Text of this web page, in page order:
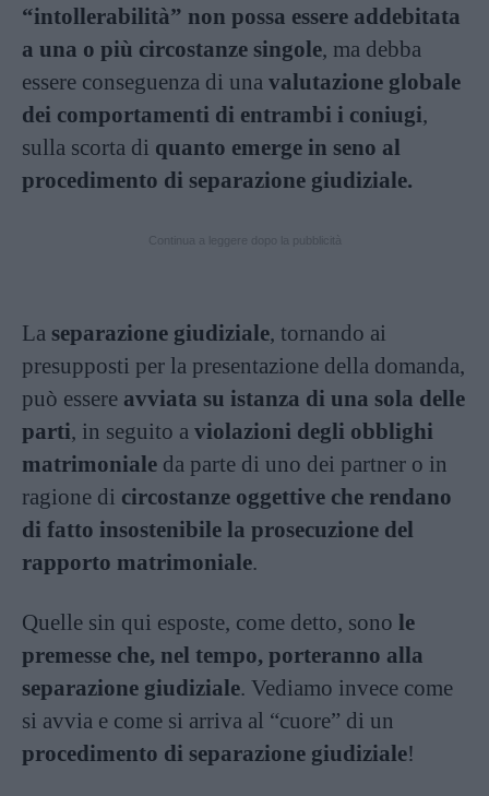
“intollerabilità” non possa essere addebitata
a una o più circostanze singole, ma debba
essere conseguenza di una valutazione globale
dei comportamenti di entrambi i coniugi,
sulla scorta di quanto emerge in seno al
procedimento di separazione giudiziale.
La separazione giudiziale, tornando ai
presupposti per la presentazione della domanda,
può essere avviata su istanza di una sola delle
parti, in seguito a violazioni degli obblighi
matrimoniale da parte di uno dei partner o in
ragione di circostanze oggettive che rendano
di fatto insostenibile la prosecuzione del
rapporto matrimoniale.
Quelle sin qui esposte, come detto, sono le
premesse che, nel tempo, porteranno alla
separazione giudiziale. Vediamo invece come
si avvia e come si arriva al “cuore” di un
procedimento di separazione giudiziale!